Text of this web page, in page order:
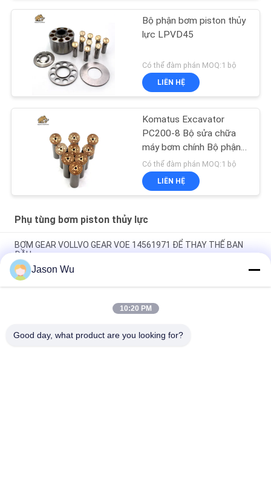
Bộ phận bơm piston thủy
lực LPVD45
Có thể đàm phán MOQ:1 bộ
LIÊN HỆ
Komatus Excavator
PC200-8 Bộ sửa chữa
máy bơm chính Bộ phận
máy bơm thủy lực Máy
bơm piston Dịch vụ sửa
chữa bảo trì
Có thể đàm phán MOQ:1 bộ
LIÊN HỆ
Phụ tùng bơm piston thủy lực
BƠM GEAR VOLLVO GEAR VOE 14561971 ĐỂ THAY THẾ BAN
ĐẦU
BƠM GEAR VOLLVO GEAR VOE 14537295 ĐỂ THAY THẾ BAN
ĐẦU
VOLLVO GALLERY GEAR PUMP VOE 14782798 để thay thế ban
Jason Wu
10:20 PM
Good day, what product are you looking for?